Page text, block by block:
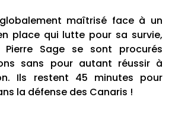
maîtrisé face à un
place qui lutte pour sa survie,
Sage se sont procurés
sans pour autant réussir à
Ils restent 45 minutes pour
la défense des Canaris !